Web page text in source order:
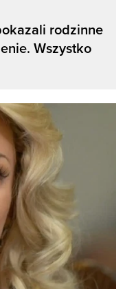
rodzinne
Wszystko